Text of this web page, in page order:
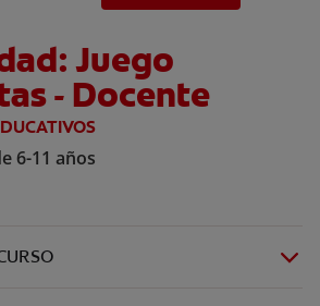
Juego
- Docente
6-11 años